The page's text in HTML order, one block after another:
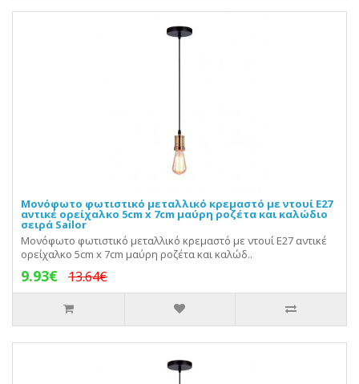
Μονόφωτο φωτιστικό μεταλλικό κρεμαστό με ντουί E27
αντικέ ορείχαλκο 5cm x 7cm μαύρη ροζέτα και καλώδιο
σειρά Sailor
Μονόφωτο φωτιστικό μεταλλικό κρεμαστό με ντουί E27 αντικέ
ορείχαλκο 5cm x 7cm μαύρη ροζέτα και καλώδ..
9.93€ 13.64€